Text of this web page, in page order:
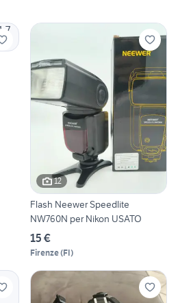
12
Flash Neewer Speedlite
NW760N per Nikon USATO
15 €
Firenze(FI)